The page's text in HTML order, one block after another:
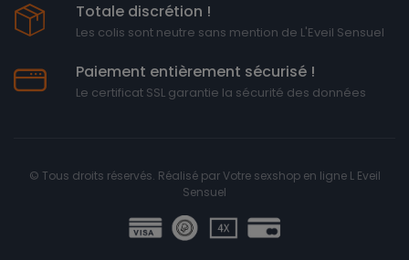
Totale discrétion !
Les colis sont neutre sans mention de L'Eveil Sensuel
Paiement entièrement sécurisé !
Le certificat SSL garantie la sécurité des données
© Tous droits réservés. Réalisé parVotre sexshop en ligne L Eveil
Sensuel